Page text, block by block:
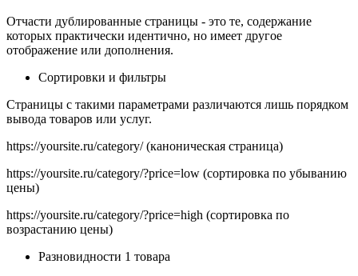
Отчасти дублированные страницы - это те, содержание
которых практически идентично, но имеет другое
отображение или дополнения.
Сортировки и фильтры
Страницы с такими параметрами различаются лишь порядком
вывода товаров или услуг.
https://yoursite.ru/category/ (каноническая страница)
https://yoursite.ru/category/?price=low (сортировка по убыванию
цены)
https://yoursite.ru/category/?price=high (сортировка по
возрастанию цены)
Разновидности 1 товара